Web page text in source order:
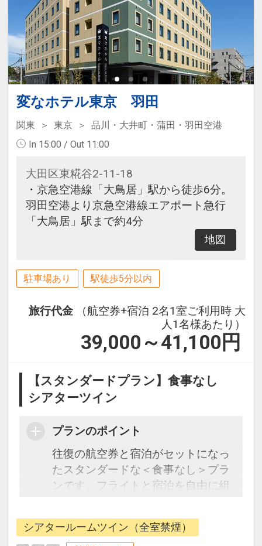
変なホテル東京 羽田
関東 東京
品川・大井町・蒲田・羽田空港
In 15:00 / Out 11:00
大田区東糀谷2-11-18
・京急空港線「大鳥居」駅から徒歩6分。
羽田空港より京急空港線エアポート急行
「大鳥居」駅まで約4分
地図
駐車場あり 駅徒歩5分以内
旅行代金
（航空券+宿泊 2名1室ご利用時 大
人1名様あたり）
39,000～41,100 円
【スタンダードプラン】食事なし
シアターツイン
プランのポイント
往復の航空券と宿泊がセットになっ
たスタンダードな＜食事なし＞プラ
ンです。フライトと宿泊を自由に組
ージだから、一都市滞在はもちろん
周遊旅行にも最適！
シアタールームツイン（全室禁煙）